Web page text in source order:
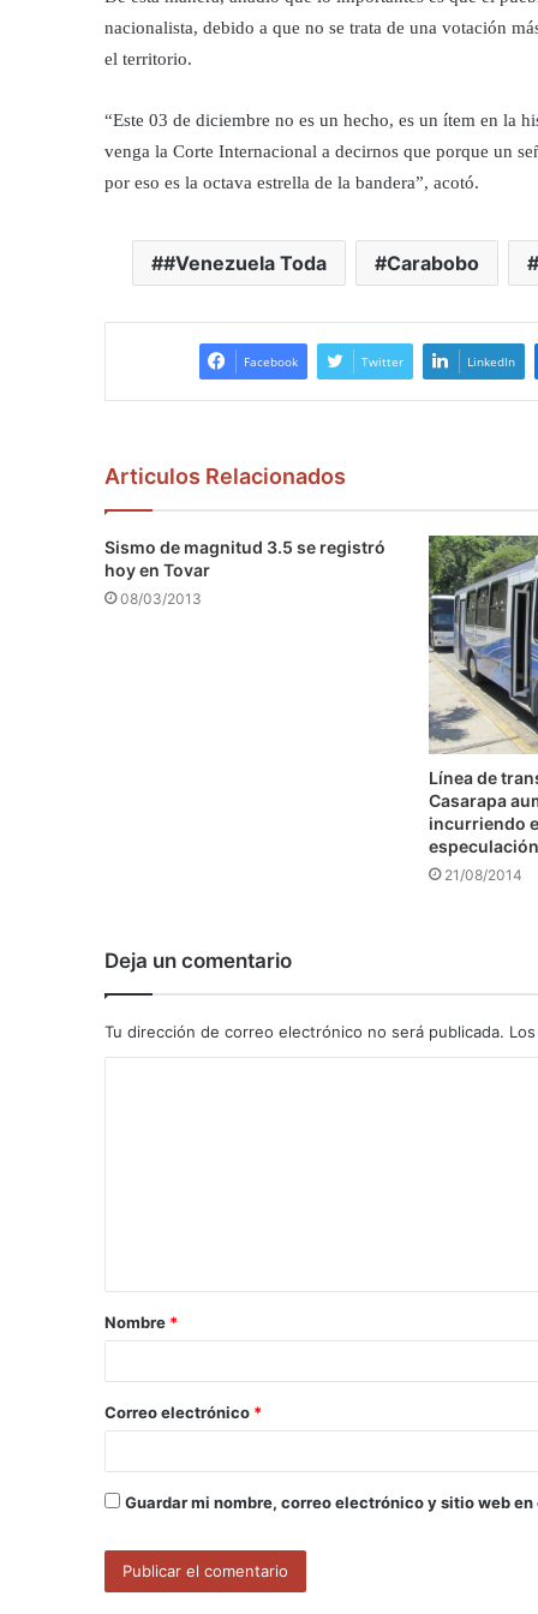
nacionalista, debido a que no se trata de una votación
el territorio.
“Este 03 de diciembre no es un hecho, es un ítem en la
venga la Corte Internacional a decirnos que porque un
por eso es la octava estrella de la bandera”, acotó.
#Venezuela Toda Carabobo
Facebook Twitter LinkedIn
Articulos Relacionados
Sismo de magnitud 3.5 se registró
hoy en Tovar
08/03/2013
Línea de
Casarapa
incurriendo
especulación
21/08/2014
Deja un comentario
Tu dirección de correo electrónico no será publicada.
a
r
*
Nombre *
Correo electrónico *
Guardar mi nombre, correo electrónico y sitio web